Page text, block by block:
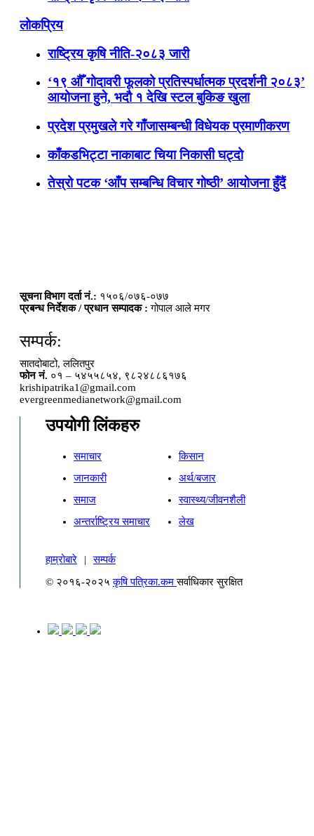
लोकप्रिय
राष्ट्रिय कृषि नीति-२०८३ जारी
‘१९ औँ गोदावरी फूलको प्रतिस्पर्धात्मक प्रदर्शनी २०८३’
आयोजना हुने, भदौ १ देखि स्टल बुकिङ खुला
प्रदेश प्रमुखले गरे गाँजासम्बन्धी विधेयक प्रमाणीकरण
काँकडभिट्टा नाकाबाट चिया निकासी घट्दो
तेस्रो पटक ‘आँप सम्बन्धि विचार गोष्ठी’ आयोजना हुँदैं
सूचना विभाग दर्ता नं.: १५०६/०७६-०७७
प्रबन्ध निर्देशक / प्रधान सम्पादक : गोपाल आले मगर
सम्पर्क:
सातदोबाटो, ललितपुर
फोन नं. ०१ – ५४५५८५४, ९८२४८८६१७६
krishipatrika1@gmail.com
evergreenmedianetwork@gmail.com
उपयोगी लिंकहरु
समाचार
किसान
जानकारी
अर्थ/बजार
समाज
स्वास्थ्य/जीवनशैली
अन्तर्राष्ट्रिय समाचार
लेख
हाम्रोबारे |
सम्पर्क
© २०१६-२०२५कृषि पत्रिका.कमसर्वाधिकार सुरक्षित